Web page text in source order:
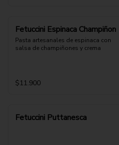
Fetuccini Espinaca Champiñon
Pasta artesanales de espinaca con
salsa de champiñones y crema
$11.900
Fetuccini Puttanesca